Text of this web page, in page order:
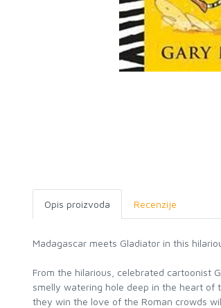
Opis proizvoda Recenzije
Madagascar meets Gladiator in this
From the hilarious, celebrated cartoonist
smelly watering hole deep in the heart of
they win the love of the Roman crowds